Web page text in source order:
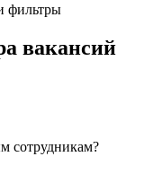
фильтры
вакансий
сотрудникам?